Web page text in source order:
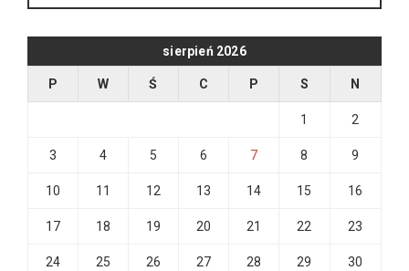
sierpień 2026
P W Ś C P S N
1 2
3 4 5 6 7 8 9
10 11 12 13 14 15 16
17 18 19 20 21 22 23
24 25 26 27 28 29 30